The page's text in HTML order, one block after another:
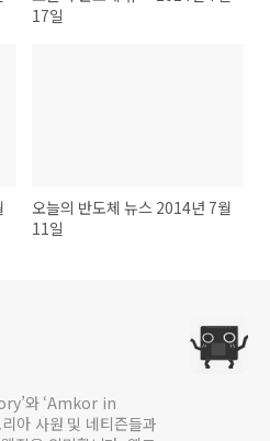
17일
오늘의 반도체 뉴스 2014년 7월
11일
와 ‘Amkor in
아 사원 및 네티즌들과